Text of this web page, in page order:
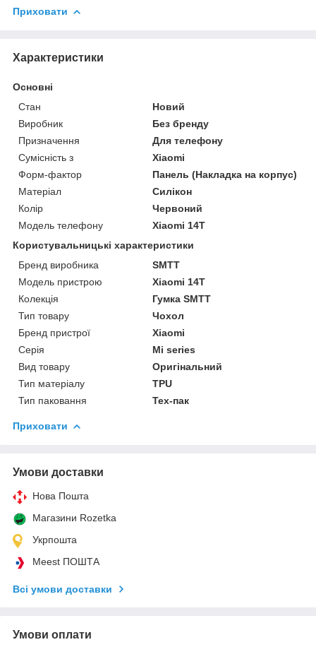
Приховати
Характеристики
Основні
Стан
Новий
Виробник
Без бренду
Призначення
Для телефону
Сумісність з
Xiaomi
Форм-фактор
Панель (Накладка на корпус)
Матеріал
Силікон
Колір
Червоний
Модель телефону
Xiaomi 14T
Користувальницькі характеристики
Бренд виробника
SMTT
Модель пристрою
Xiaomi 14T
Колекція
Гумка SMTT
Тип товару
Чохол
Бренд пристрої
Xiaomi
Серія
Mi series
Вид товару
Оригінальний
Тип матеріалу
TPU
Тип паковання
Тех-пак
Приховати
Умови доставки
Нова Пошта
Магазини Rozetka
Укрпошта
Meest ПОШТА
Всі умови доставки
Умови оплати